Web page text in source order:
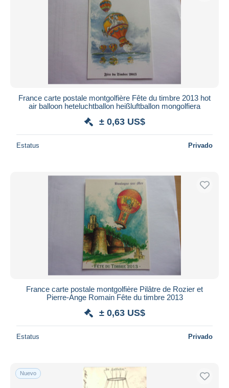
France carte postale montgolfière Fête du timbre 2013 hot
air balloon heteluchtballon heißluftballon mongolfiera
± 0,63 US$
Estatus Privado
France carte postale montgolfière Pilâtre de Rozier et
Pierre-Ange Romain Fête du timbre 2013
± 0,63 US$
Estatus Privado
Nuevo